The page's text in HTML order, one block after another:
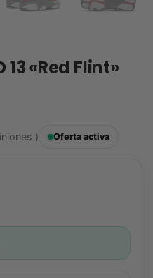
13 «Red Flint»
) Oferta activa